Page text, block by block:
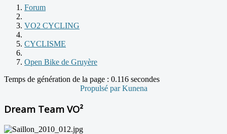
Forum
VO2 CYCLING
CYCLISME
Open Bike de Gruyère
Temps de génération de la page : 0.116 secondes
Propulsé parKunena
Dream Team VO²